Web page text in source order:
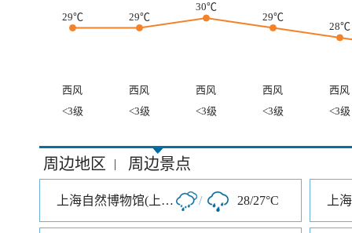
29℃ 29℃
30℃
29℃
28℃
西风 西风 西风 西风
西风
<3级
<3级 <3级 <3级 <3级
周边地区 | 周边景点
上海自然博物馆(上海科技馆分馆) / 28/27°C 上